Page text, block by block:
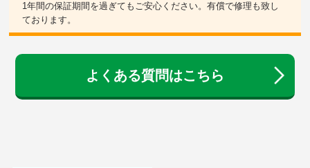
1年間の保証期間を過ぎてもご安心ください。有償で修理も致し
ております。
よくある質問はこちら